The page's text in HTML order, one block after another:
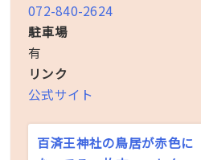
072-840-2624
駐車場
有
リンク
公式サイト
百済王神社の鳥居が赤色に